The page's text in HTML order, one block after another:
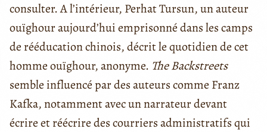
consulter. A l’intérieur, Perhat Tursun, un auteur
ouïghour aujourd’hui emprisonné dans les camps
de rééducation chinois, décrit le quotidien de cet
homme ouïghour, anonyme. The Backstreets
semble influencé par des auteurs comme Franz
Kafka, notamment avec un narrateur devant
écrire et réécrire des courriers administratifs qui